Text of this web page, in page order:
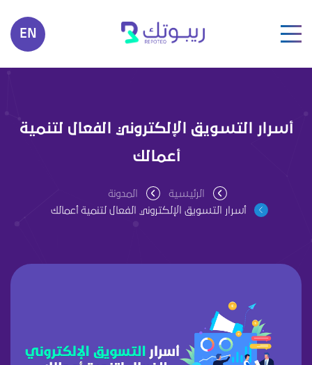
EN
أسرار التسويق الإلكتروني الفعال لتنمية
أعمالك
الرئيسية
المدونة
أسرار التسويق الإلكتروني الفعال لتنمية أعمالك